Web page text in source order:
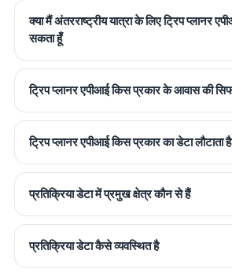
क्या मैं अंतरराष्ट्रीय यात्रा के लिए ट्रिप प्लानर
सकता हूँ
ट्रिप प्लानर एपीआई किस प्रकार के आवास की
ट्रिप प्लानर एपीआई किस प्रकार का डेटा लौटाता है
प्रतिक्रिया डेटा में प्रमुख क्षेत्र कौन से हैं
प्रतिक्रिया डेटा कैसे व्यवस्थित है